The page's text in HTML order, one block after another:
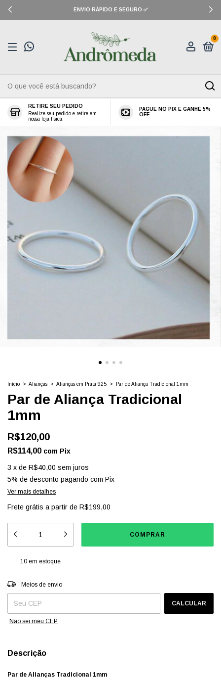
ENVIO RÁPIDO E SEGURO ✅
0
RETIRE SEU PEDIDO
Realize seu pedido e retire em
nossa loja física.
PAGUE NO PIX E GANHE 5%
OFF
Início > Alianças > Alianças em Prata 925 > Par de Aliança Tradicional 1mm
Par de Aliança Tradicional
1mm
R$120,00
R$114,00 com Pix
3 x de R$40,00 sem juros
5% de desconto pagando com Pix
Ver mais detalhes
Frete grátis a partir de R$199,00
10 em estoque
Entregas para o CEP:
Meios de envio
CALCULAR
Não sei meu CEP
Descrição
Par de Alianças Tradicional 1mm